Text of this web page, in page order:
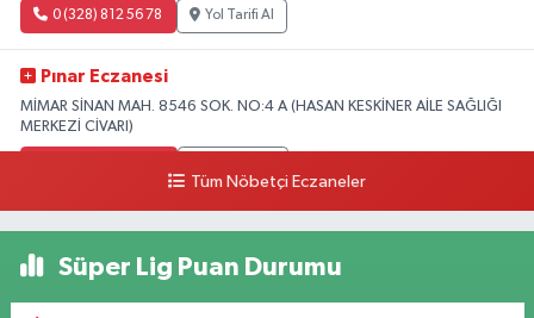
0 (328) 812 56 78 Yol Tarifi Al
Pınar Eczanesi
MİMAR SİNAN MAH. 8546 SOK. NO:4 A (HASAN KESKİNER AİLE SAĞLIĞI
MERKEZİ CİVARI)
Tüm Nöbetçi Eczaneler
Süper Lig Puan Durumu